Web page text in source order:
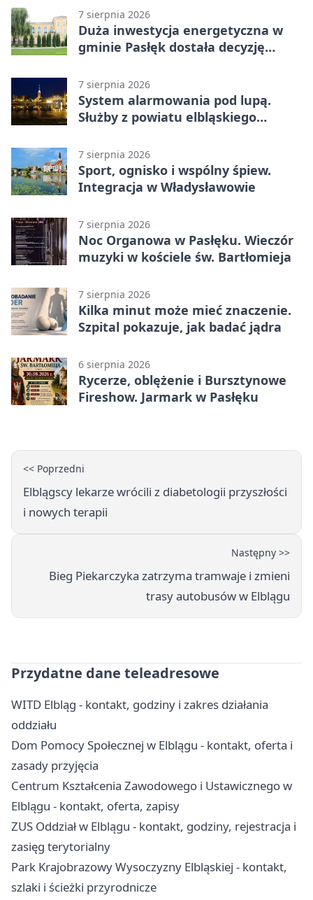
7 sierpnia 2026
Duża inwestycja energetyczna w
gminie Pasłęk dostała decyzję
7 sierpnia 2026
System alarmowania pod lupą.
Służby z powiatu elbląskiego
7 sierpnia 2026
Sport, ognisko i wspólny śpiew.
Integracja w Władysławowie
7 sierpnia 2026
Noc Organowa w Pasłęku. Wieczór
muzyki w kościele św. Bartłomieja
7 sierpnia 2026
Kilka minut może mieć znaczenie.
Szpital pokazuje, jak badać jądra
6 sierpnia 2026
Rycerze, oblężenie i Bursztynowe
Fireshow. Jarmark w Pasłęku
<< Poprzedni
Elblągscy lekarze wrócili z diabetologii przyszłości
i nowych terapii
Następny >>
Bieg Piekarczyka zatrzyma tramwaje i zmieni
trasy autobusów w Elblągu
Przydatne dane teleadresowe
WITD Elbląg - kontakt, godziny i zakres działania
oddziału
Dom Pomocy Społecznej w Elblągu - kontakt, oferta i
zasady przyjęcia
Centrum Kształcenia Zawodowego i Ustawicznego w
Elblągu - kontakt, oferta, zapisy
ZUS Oddział w Elblągu - kontakt, godziny, rejestracja i
zasięg terytorialny
Park Krajobrazowy Wysoczyzny Elbląskiej - kontakt,
szlaki i ścieżki przyrodnicze